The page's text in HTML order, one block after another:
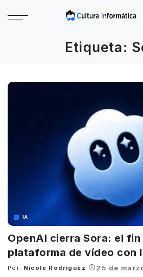
Etiqueta:
IA
OpenAI cierra Sora: el fin
plataforma de vídeo con
Posted
Por: Nicole Rodríguez 25 de